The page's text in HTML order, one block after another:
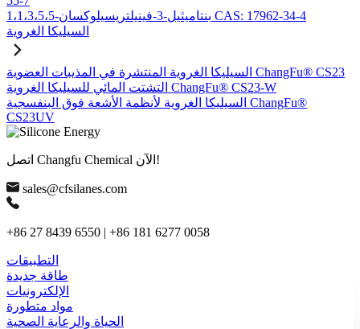
1،1،3،5،5-بنتاميثيل-3-فينيلتريسيلوكسان CAS: 17962-34-4
السيليكا الغروية
السيليكا الغروية المنتشرة في المذيبات العضوية ChangFu® CS23
التشتت المائي للسيليكا الغروية ChangFu® CS23-W
السيليكا الغروية لأنظمة الأشعة فوق البنفسجية ChangFu®
CS23UV
اتصل Changfu Chemical الآن!
sales@cfsilanes.com
+86 27 8439 6550 | +86 181 6277 0058
التطبيقات
طاقة جديدة
الإلكترونيات
مواد متطورة
الحياة والرعاية الصحية